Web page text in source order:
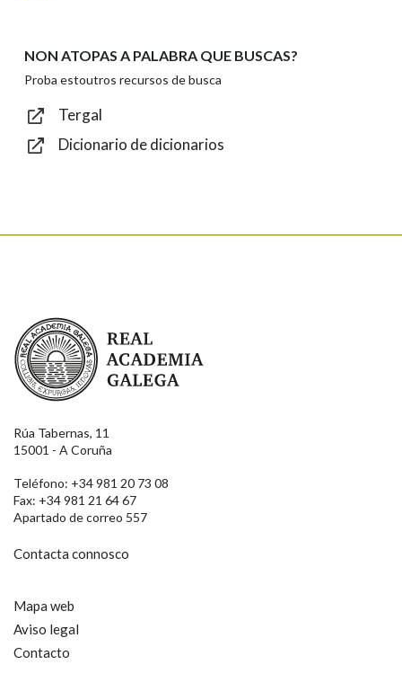
Texto de verificación
NON ATOPAS A PALABRA QUE BUSCAS?
Proba estoutros recursos de busca
Tergal
Dicionario de dicionarios
Real Academia Galega
Rúa Tabernas, 11
15001 - A Coruña
Teléfono: +34 981 20 73 08
Fax: +34 981 21 64 67
Apartado de correo 557
Contacta connosco
Mapa web
Aviso legal
Contacto